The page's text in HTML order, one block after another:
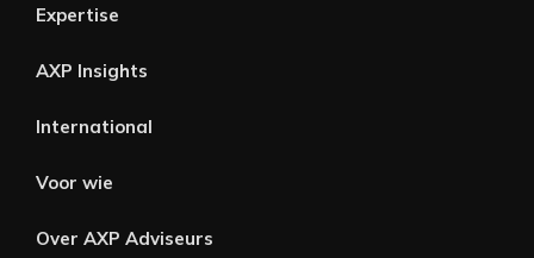
Expertise
AXP Insights
International
Voor wie
Over AXP Adviseurs